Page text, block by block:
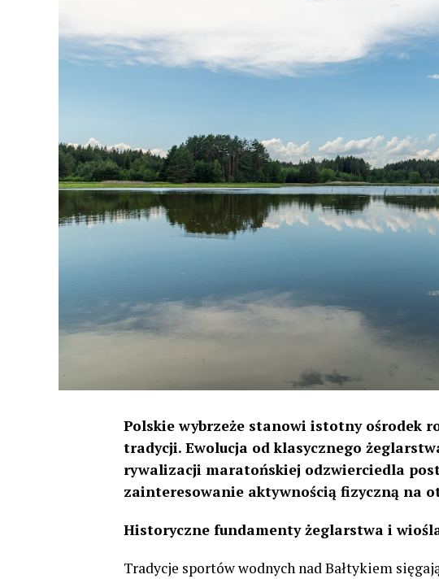
Polskie wybrzeże stanowi istotny ośrodek
tradycji. Ewolucja od klasycznego
rywalizacji maratońskiej odzwierciedla
zainteresowanie aktywnością fizyczną na
Historyczne fundamenty żeglarstwa i
Tradycje sportów wodnych nad Bałtykiem